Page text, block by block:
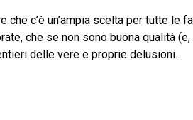
c’è un’ampia scelta per tutte le
che se non sono buona qualità (e,
delle vere e proprie delusioni.